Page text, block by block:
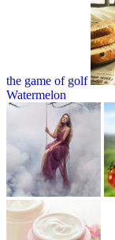
the game of golf
Watermelon